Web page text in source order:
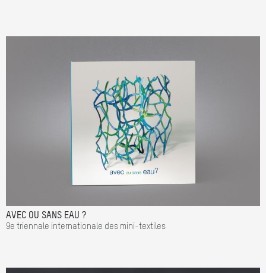
AVEC OU SANS EAU ?
9e triennale internationale des mini-textiles